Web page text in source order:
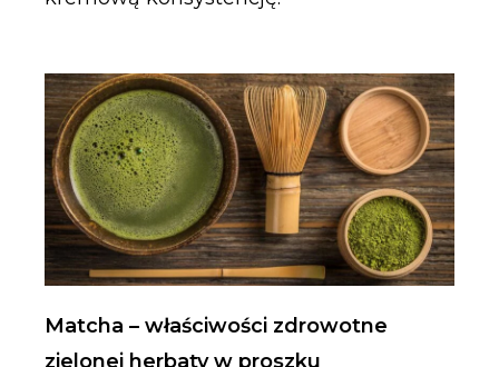
Matcha – właściwości zdrowotne
zielonej herbaty w proszku